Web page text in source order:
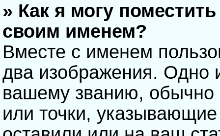
» Как я могу
своим именем?
Вместе с именем
два изображения. Одно
вашему званию, обычно
или точки,